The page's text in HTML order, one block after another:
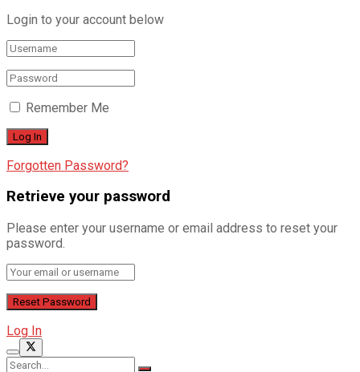
Login to your account below
Remember Me
Forgotten Password?
Retrieve your password
Please enter your username or email address to reset your
password.
Log In